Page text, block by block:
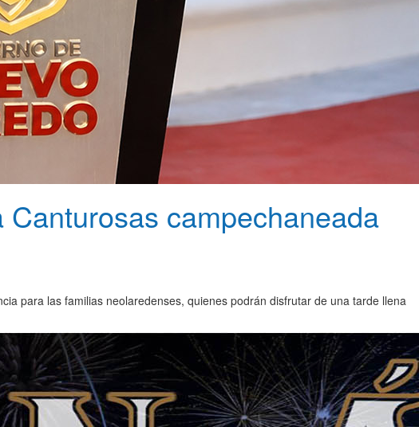
campechaneada
para las familias neolaredenses, quienes podrán disfrutar de una tarde llena